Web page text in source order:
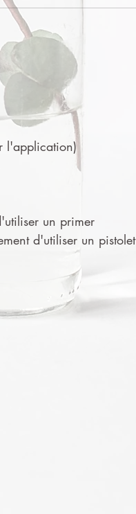
l'application)
un primer
d'utiliser un pistolet